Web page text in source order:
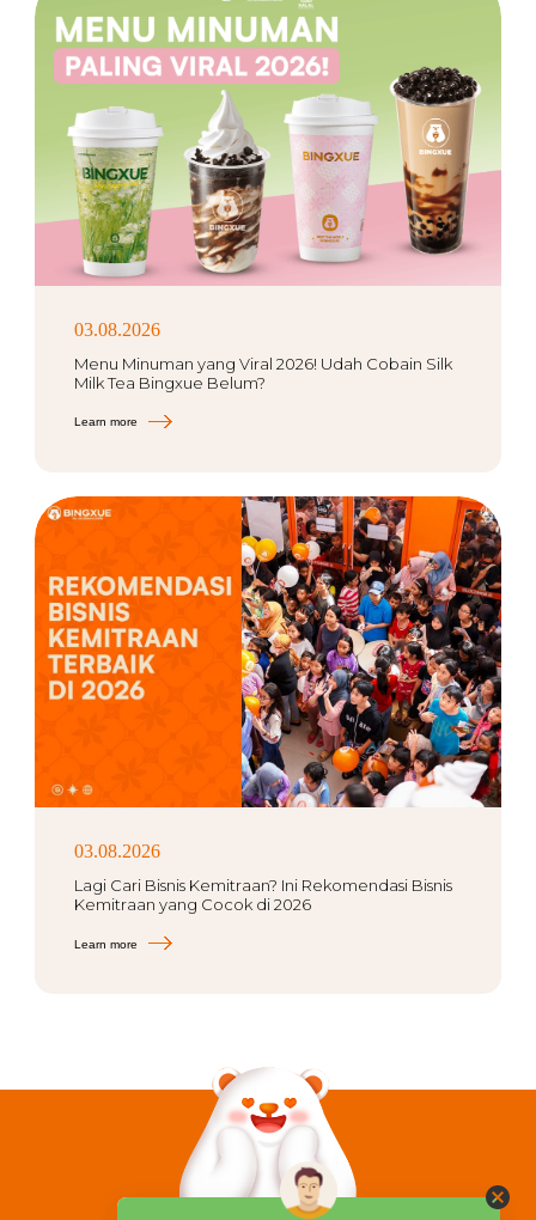
03.08.2026
Menu Minuman yang Viral 2026! Udah Cobain Silk
Milk Tea Bingxue Belum?
Learn more
03.08.2026
Lagi Cari Bisnis Kemitraan? Ini Rekomendasi Bisnis
Kemitraan yang Cocok di 2026
Learn more